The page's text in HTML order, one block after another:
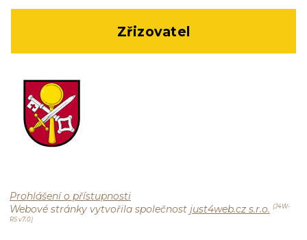
Zřizovatel
Prohlášení o přístupnosti
Webové stránky vytvořila společnost just4web.cz s.r.o. (J4W-
RS v7.0)